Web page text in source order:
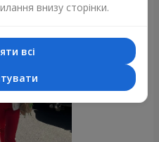
внизу сторінки.
всі